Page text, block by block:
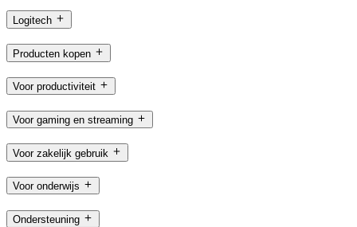
Logitech
Producten kopen
Voor productiviteit
Voor gaming en streaming
Voor zakelijk gebruik
Voor onderwijs
Ondersteuning